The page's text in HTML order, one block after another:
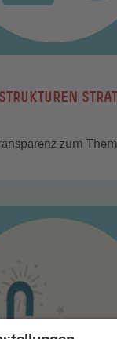
zum